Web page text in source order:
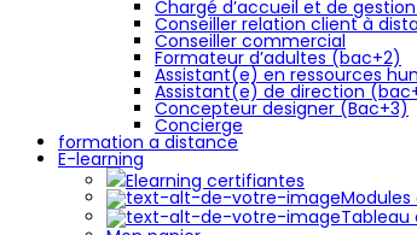
Chargé d’accueil et de
Conseiller relation client à
Conseiller commercial
Formateur d’adultes (bac+2)
Assistant(e) en ressources
Assistant(e) de direction
Concepteur designer (Bac+3)
Concierge
formation a distance
E-learning
Elearning certifiantes
Tableau